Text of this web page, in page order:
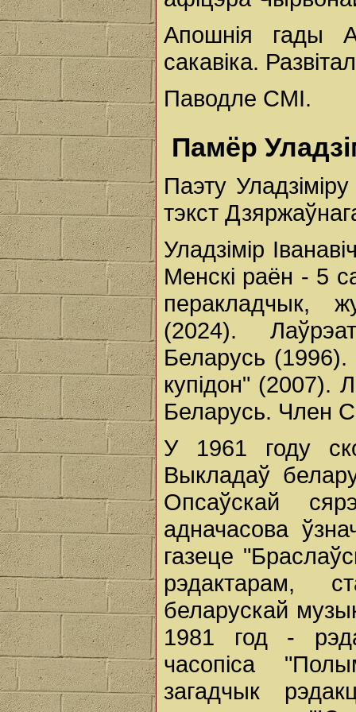
Апошнія гады
сакавіка.
Паводле СМІ.
Памёр
Паэту
тэкст
Уладзімір
Менскі раён - 5
перакладчык,
(2024).
Беларусь (1996).
купідон" (2007).
Беларусь. Член
У 1961 году
Выкладаў
Опсаўскай
адначасова
газеце
рэдактарам,
беларускай
1981 год -
часопіса
загадчык